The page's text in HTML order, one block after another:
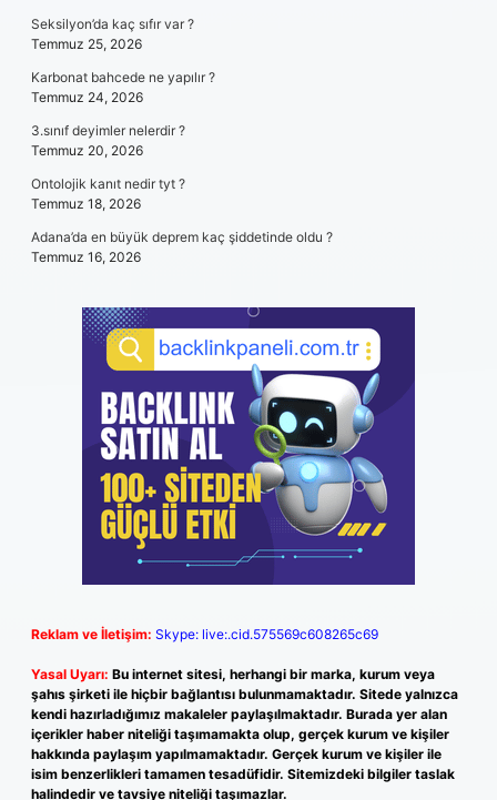
Seksilyon’da kaç sıfır var ?
Temmuz 25, 2026
Karbonat bahcede ne yapılır ?
Temmuz 24, 2026
3.sınıf deyimler nelerdir ?
Temmuz 20, 2026
Ontolojik kanıt nedir tyt ?
Temmuz 18, 2026
Adana’da en büyük deprem kaç şiddetinde oldu ?
Temmuz 16, 2026
Reklam ve İletişim: Skype: live:.cid.575569c608265c69
Yasal Uyarı: Bu internet sitesi, herhangi bir marka, kurum veya
şahıs şirketi ile hiçbir bağlantısı bulunmamaktadır. Sitede yalnızca
kendi hazırladığımız makaleler paylaşılmaktadır. Burada yer alan
içerikler haber niteliği taşımamakta olup, gerçek kurum ve kişiler
hakkında paylaşım yapılmamaktadır. Gerçek kurum ve kişiler ile
isim benzerlikleri tamamen tesadüfidir. Sitemizdeki bilgiler taslak
halindedir ve tavsiye niteliği taşımazlar.